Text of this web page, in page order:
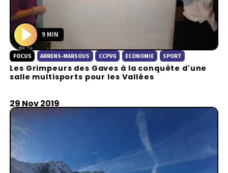
P
l
a
9 MIN
FOCUS ARRENS-MARSOUS CCPVG ECONOMIE SPORT
Les Grimpeurs des Gaves à la conquête d'une
salle multisports pour les Vallées
29 Nov 2019